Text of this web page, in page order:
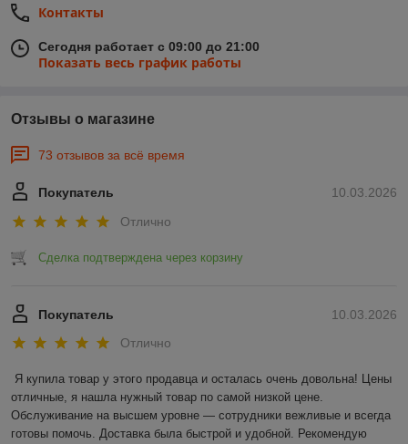
Контакты
Сегодня работает с 09:00 до 21:00
Показать весь график работы
Отзывы о магазине
73 отзывов за всё время
10.03.2026
Покупатель
Отлично
Сделка подтверждена через корзину
10.03.2026
Покупатель
Отлично
Я купила товар у этого продавца и осталась очень довольна! Цены
отличные, я нашла нужный товар по самой низкой цене.
Обслуживание на высшем уровне — сотрудники вежливые и всегда
готовы помочь. Доставка была быстрой и удобной. Рекомендую